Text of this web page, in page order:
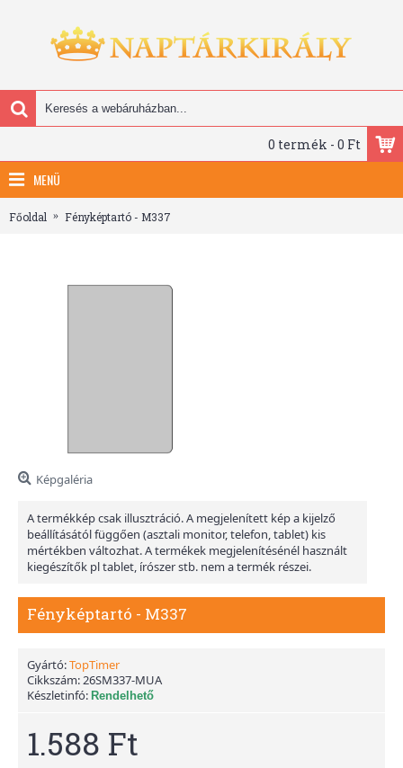
0 termék - 0 Ft
MENÜ
Főoldal Fényképtartó - M337
Képgaléria
A termékkép csak illusztráció. A megjelenített kép a kijelző
beállításától függően (asztali monitor, telefon, tablet) kis
mértékben változhat. A termékek megjelenítésénél használt
kiegészítők pl tablet, írószer stb. nem a termék részei.
Fényképtartó - M337
Gyártó:TopTimer
Cikkszám:26SM337-MUA
Készletinfó: Rendelhető
1.588 Ft